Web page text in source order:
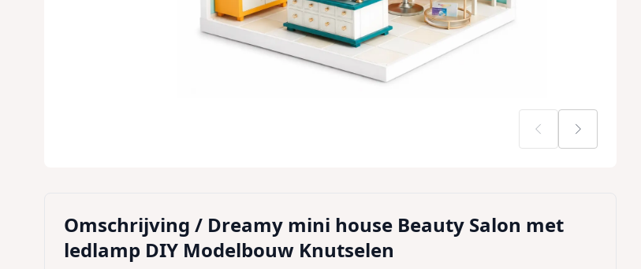
Omschrijving / Dreamy mini house Beauty Salon met
ledlamp DIY Modelbouw Knutselen